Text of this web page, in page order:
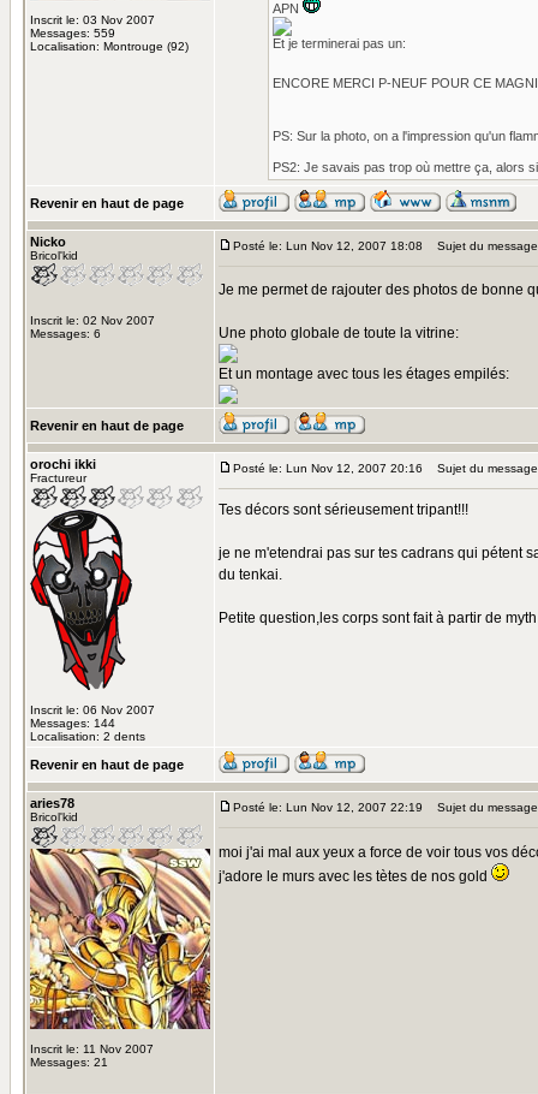
Inscrit le: 03 Nov 2007
Messages: 559
Localisation: Montrouge (92)
APN
Et je terminerai pas un:
ENCORE MERCI P-NEUF POUR CE
PS: Sur la photo, on a l'impression qu'un
PS2: Je savais pas trop où mettre ça, alors
Revenir en haut de page
Nicko
Bricol'kid
Inscrit le: 02 Nov 2007
Messages: 6
Posté le: Lun Nov 12, 2007 18:08 Sujet du
Je me permet de rajouter des photos de bonne
Une photo globale de toute la vitrine:
Et un montage avec tous les étages empilés:
Revenir en haut de page
orochi ikki
Fractureur
Inscrit le: 06 Nov 2007
Messages: 144
Localisation: 2 dents
Posté le: Lun Nov 12, 2007 20:16 Sujet du
Tes décors sont sérieusement tripant!!!
je ne m'etendrai pas sur tes cadrans qui pétent
du tenkai.
Petite question,les corps sont fait à partir de
Revenir en haut de page
aries78
Bricol'kid
Inscrit le: 11 Nov 2007
Messages: 21
Posté le: Lun Nov 12, 2007 22:19 Sujet du
moi j'ai mal aux yeux a force de voir tous vos
j'adore le murs avec les tètes de nos gold